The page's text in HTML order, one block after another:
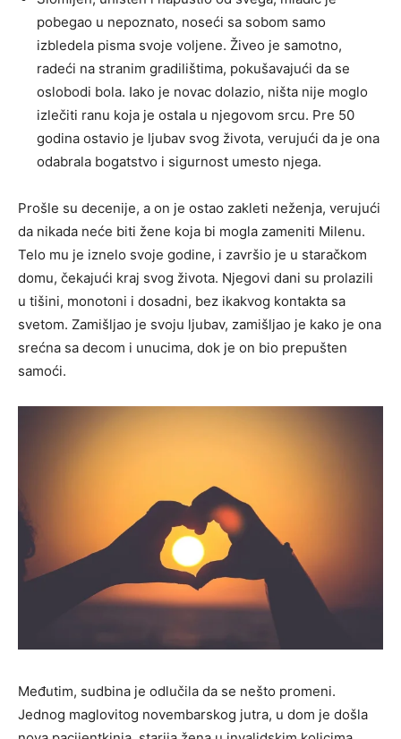
pobegao u nepoznato, noseći sa sobom samo
izbledela pisma svoje voljene. Živeo je samotno,
radeći na stranim gradilištima, pokušavajući da se
oslobodi bola. Iako je novac dolazio, ništa nije moglo
izlečiti ranu koja je ostala u njegovom srcu. Pre 50
godina ostavio je ljubav svog života, verujući da je ona
odabrala bogatstvo i sigurnost umesto njega.
Prošle su decenije, a on je ostao zakleti neženja, verujući
da nikada neće biti žene koja bi mogla zameniti Milenu.
Telo mu je iznelo svoje godine, i završio je u staračkom
domu, čekajući kraj svog života. Njegovi dani su prolazili
u tišini, monotoni i dosadni, bez ikakvog kontakta sa
svetom. Zamišljao je svoju ljubav, zamišljao je kako je ona
srećna sa decom i unucima, dok je on bio prepušten
samoći.
Međutim, sudbina je odlučila da se nešto promeni.
Jednog maglovitog novembarskog jutra, u dom je došla